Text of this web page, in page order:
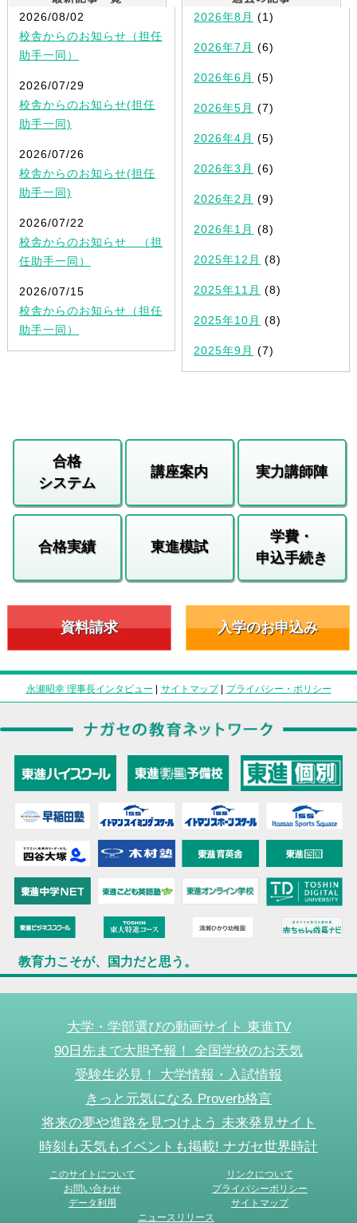
2026/08/02
校舎からのお知らせ（担任
助手一同）
2026/07/29
校舎からのお知らせ(担任
助手一同)
2026/07/26
校舎からのお知らせ(担任
助手一同)
2026/07/22
校舎からのお知らせ （担
任助手一同）
2026/07/15
校舎からのお知らせ（担任
助手一同）
2026年8月 (1)
2026年7月 (6)
2026年6月 (5)
2026年5月 (7)
2026年4月 (5)
2026年3月 (6)
2026年2月 (9)
2026年1月 (8)
2025年12月 (8)
2025年11月 (8)
2025年10月 (8)
2025年9月 (7)
合格
システム
講座案内 実力講師陣
合格実績 東進模試
学費・
申込手続き
資料請求 入学のお申込み
永瀬昭幸 理事長インタビュー | サイトマップ| プライバシー・ポリシー
教育力こそが、国力だと思う。
大学・学部選びの動画サイト 東進TV
90日先まで大胆予報！ 全国学校のお天気
受験生必見！ 大学情報・入試情報
きっと元気になる Proverb格言
将来の夢や進路を見つけよう 未来発見サイト
時刻も天気もイベントも掲載! ナガセ世界時計
このサイトについて
リンクについて
お問い合わせ
プライバシーポリシー
データ利用
サイトマップ
ニュースリリース